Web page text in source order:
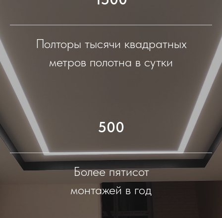
Полторы тысячи квадратных
метров полотна в сутки
500
Более пятисот
монтажей в год